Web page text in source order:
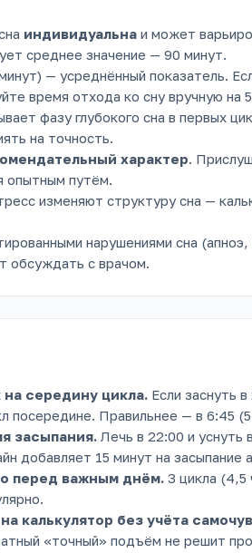
индивидуальна и может
среднее значение — 90 минут.
— усреднённый показатель.
время отхода ко сну вручную на
фазу глубокого сна в первых
на точность.
характер.
опытным путём.
изменяют структуру сна —
нарушениями сна
обсуждать с врачом.
середину цикла. Если заснуть
посередине. Правильнее — в 6:45
засыпания. Лечь в 22:00 и
добавляет 15 минут на засыпание
перед важным днём. 3 цикла (4,5
калькулятор без учёта
«точный» подъём не решит